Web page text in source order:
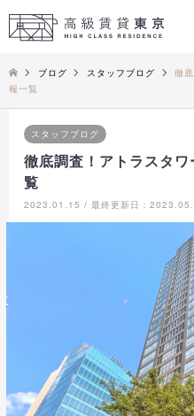
ブログ スタッフブログ
徹
報一覧
スタッフブログ
徹底調査！アトラスタ
覧
2023.01.15 / 最終更新日：